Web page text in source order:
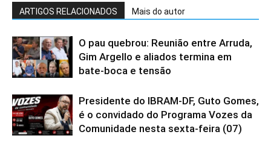
ARTIGOS RELACIONADOS Mais do autor
O pau quebrou: Reunião entre Arruda,
Gim Argello e aliados termina em
bate-boca e tensão
Presidente do IBRAM-DF, Guto Gomes,
é o convidado do Programa Vozes da
Comunidade nesta sexta-feira (07)